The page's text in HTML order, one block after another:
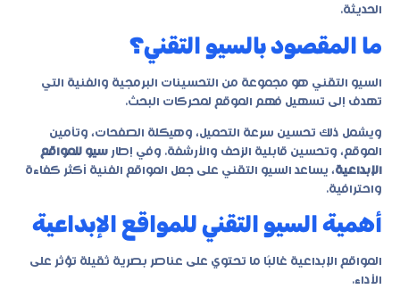
الحديثة.
ما المقصود بالسيو التقني؟
السيو التقني هو مجموعة من التحسينات البرمجية والفنية التي
تهدف إلى تسهيل فهم الموقع لمحركات البحث.
ويشمل ذلك تحسين سرعة التحميل، وهيكلة الصفحات، وتأمين
الموقع، وتحسين قابلية الزحف والأرشفة. وفي إطار سيو للمواقع
الإبداعية، يساعد السيو التقني على جعل المواقع الفنية أكثر كفاءة
واحترافية.
أهمية السيو التقني للمواقع الإبداعية
المواقع الإبداعية غالبًا ما تحتوي على عناصر بصرية ثقيلة تؤثر على
الأداء.